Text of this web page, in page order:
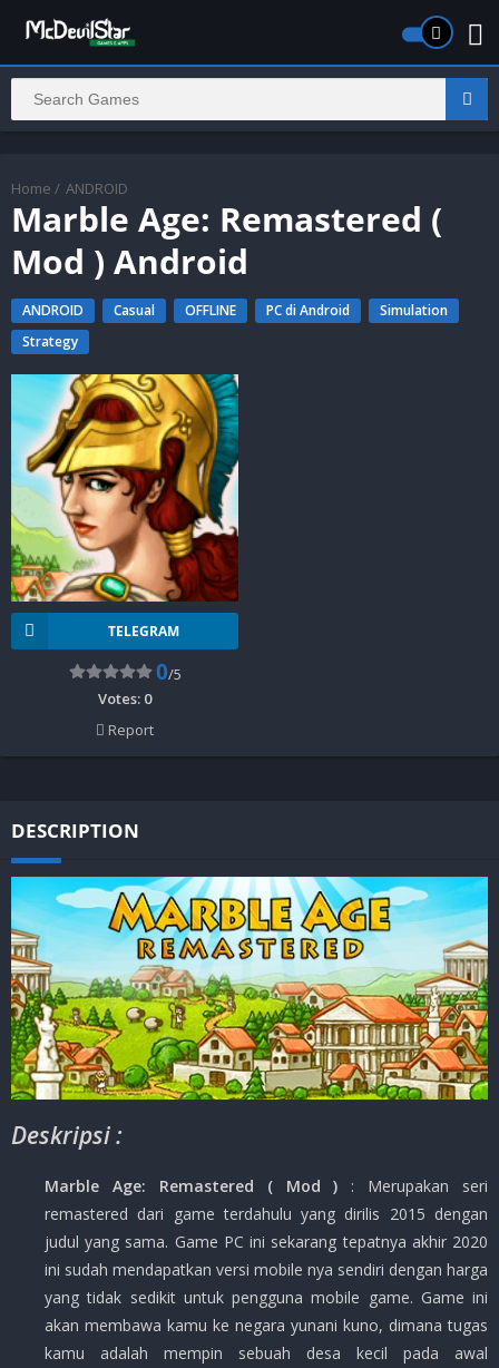
Home / ANDROID
Marble Age: Remastered (
Mod ) Android
ANDROID Casual OFFLINE PC di Android
Simulation
Strategy
TELEGRAM
0/5
Votes: 0
Report
DESCRIPTION
Deskripsi :
Marble Age: Remastered ( Mod ) : Merupakan seri
remastered dari game terdahulu yang dirilis 2015 dengan
judul yang sama. Game PC ini sekarang tepatnya akhir 2020
ini sudah mendapatkan versi mobile nya sendiri dengan harga
yang tidak sedikit untuk pengguna mobile game. Game ini
akan membawa kamu ke negara yunani kuno, dimana tugas
kamu adalah mempin sebuah desa kecil pada awal